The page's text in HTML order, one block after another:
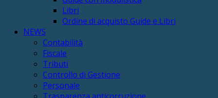
Libri
Ordine di acquisto Guide e Libri
NEWS
Contabilità
Fiscale
Tributi
Controllo di Gestione
Personale